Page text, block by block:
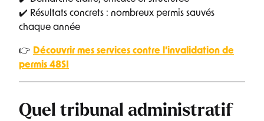
✔️ Résultats concrets : nombreux permis sauvés
chaque année
👉 Découvrir mes services contre l’invalidation de
permis 48SI
Quel tribunal administratif